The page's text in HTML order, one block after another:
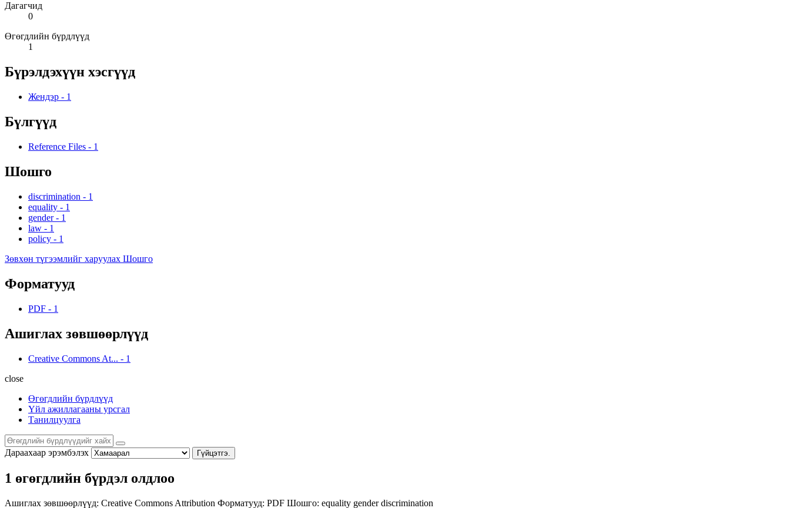
Дагагчид
0
Өгөгдлийн бүрдлүүд
1
Бүрэлдэхүүн хэсгүүд
Жендэр - 1
Бүлгүүд
Reference Files - 1
Шошго
discrimination - 1
equality - 1
gender - 1
law - 1
policy - 1
Зөвхөн түгээмлийг харуулах Шошго
Форматууд
PDF - 1
Ашиглах зөвшөөрлүүд
Creative Commons At... - 1
close
Өгөгдлийн бүрдлүүд
Үйл ажиллагааны урсгал
Танилцуулга
Дараахаар эрэмбэлэх Гүйцэтгэ.
1 өгөгдлийн бүрдэл олдлоо
Ашиглах зөвшөөрлүүд: Creative Commons Attribution Форматууд: PDF Шошго: equality genderdiscrimination